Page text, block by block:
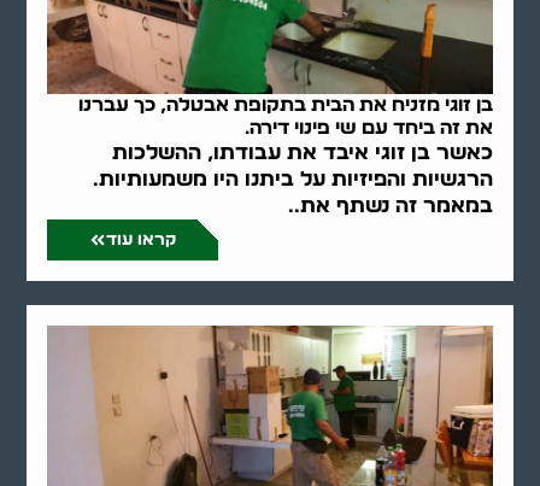
בן זוגי מזניח את הבית בתקופת אבטלה, כך עברנו
את זה ביחד עם שי פינוי דירה.
כאשר בן זוגי איבד את עבודתו, ההשלכות
הרגשיות והפיזיות על ביתנו היו משמעותיות.
במאמר זה נשתף את..
קראו עוד